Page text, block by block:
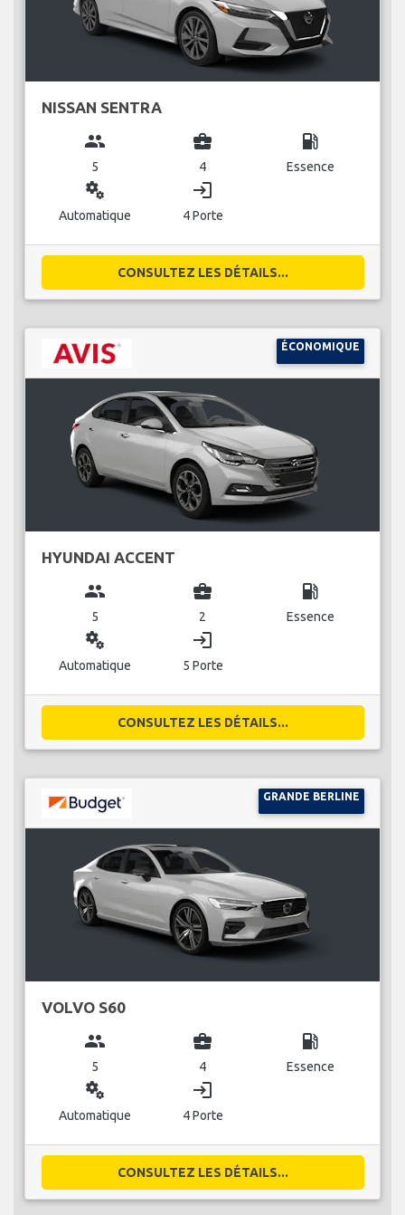
NISSAN SENTRA
group
5
business_center
4
local_gas_station
Essence
miscellaneous_services
Automatique
login
4 Porte
CONSULTEZ LES DÉTAILS...
ÉCONOMIQUE
HYUNDAI ACCENT
group
5
business_center
2
local_gas_station
Essence
miscellaneous_services
Automatique
login
5 Porte
CONSULTEZ LES DÉTAILS...
GRANDE BERLINE
VOLVO S60
group
5
business_center
4
local_gas_station
Essence
miscellaneous_services
Automatique
login
4 Porte
CONSULTEZ LES DÉTAILS...